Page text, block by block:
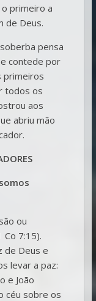
primeiro a
de Deus.
pensa
contede por
primeiros
todos os
aos
abriu mão
ou
Co 7:15).
de Deus e
levar a paz:
e João
céu sobre os